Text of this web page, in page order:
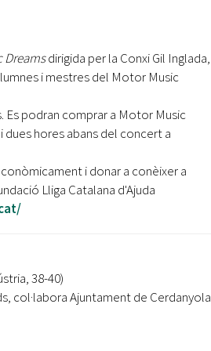
d'euros del Pla de
Quatre Cantons i
seva 16a edició i dona el
gratuïtes per veure
Dreamsdirigida per la Conxi Gil Inglada,
i mestres del Motor Music
Es podran comprar a Motor Music
dues hores abans del concert a
i donar a conèixer a
Lliga Catalana d'Ajuda
38-40)
col·labora Ajuntament de Cerdanyola